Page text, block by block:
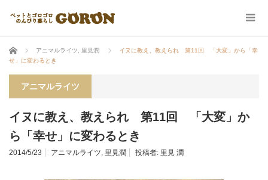
ホーム アニマルライツ 里見潤
イヌに教え、教えられ 第11回 「大変」から「幸
せ」に変わるとき
アニマルライツ
イヌに教え、教えられ 第11回 「大変」か
ら「幸せ」に変わるとき
2014/5/23 アニマルライツ, 里見潤 投稿者: 里見 潤